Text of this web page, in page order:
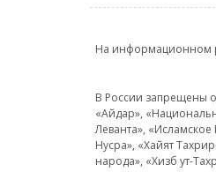
На информационном
В России запрещены
«Айдар»,
Леванта»,
Нусра», «Хайят
народа», «Хизб ут-